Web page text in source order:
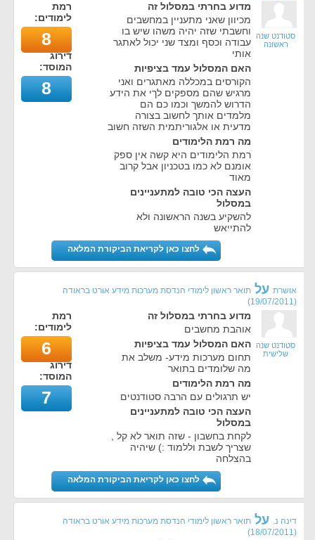
סטודנט שנה
ראשונה
מדוע בחרתי במסלול זה
מכיוון שאני מתעניין במחשבים
וחשבתי שזה יהיה משהו שיש בו
עבודה וכסף ומצד שני יכול לאתגר
אותי
האם המסלול עמד בציפיות
הקורסים במכללה מאתגרים ואני
מרגיש שהם מספקים לךי את הידע
הדרוש להמשך וכמו כם הם
מלמדים אותך לחשוב בצורה
מדעית או אלגוריתמית השזה חשוב
מה רמת הלימודים
רמת הלימודים היא קשה אין ספק
אומנם לא כמו בטכניון אבל קרוב
מאוד
העצה הכי טובה למתעניינים
במסלול
להשקיע בשנה הראשונה ולא
להתייאש
רמת
לימודים:
8
דירוג
המוסד:
8
לחצו כאן לקריאת הביקורת המלאה
אושרת על תואר ראשון לימודי הנדסת מערכות מידע אורט בראודה
(
19/07/2011
)
סטודנט שנה
שלישית
מדוע בחרתי במסלול זה
אוהבת מחשבים
האם המסלול עמד בציפיות
תחום מערכות מידע- משלב את
מה שלומדים בתואר
מה רמת הלימודים
יש תרגולים עם הרבה סטודנטים
העצה הכי טובה למתעניינים
במסלול
לקחת בחשבון - שזה תואר לא קל ,
שצריך לשבת וללמוד :) שיהיה
בהצלחה
רמת
לימודים:
6
דירוג
המוסד:
7
לחצו כאן לקריאת הביקורת המלאה
דינה נ. על תואר ראשון לימודי הנדסת מערכות מידע אורט בראודה
(
18/07/2011
)